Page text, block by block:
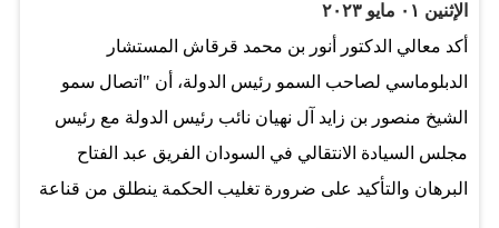
الإثنين ٠١ مايو ٢٠٢٣
أكد معالي الدكتور أنور بن محمد قرقاش المستشار
الدبلوماسي لصاحب السمو رئيس الدولة، أن "اتصال سمو
الشيخ منصور بن زايد آل نهيان نائب رئيس الدولة مع رئيس
مجلس السيادة الانتقالي في السودان الفريق عبد الفتاح
البرهان والتأكيد على ضرورة تغليب الحكمة ينطلق من قناعة